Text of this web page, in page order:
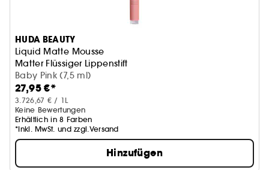
HUDA BEAUTY
Liquid Matte Mousse
Matter Flüssiger Lippenstift
Baby Pink (7,5 ml)
27,95 €*
3.726,67 € / 1L
Keine Bewertungen
Erhältlich in 8 Farben
*Inkl. MwSt. und zzgl.Versand
Hinzufügen